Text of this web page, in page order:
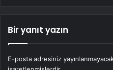
Bir yanıt yazın
E-posta adresiniz